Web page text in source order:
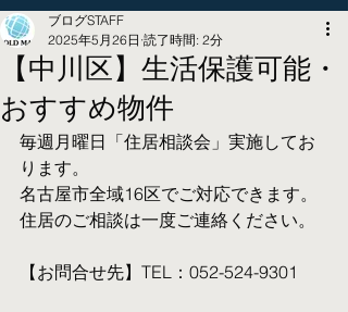
【中川区】生活保護可能・
おすすめ物件
ブログSTAFF
2025年5月26日 読了時間: 2分
毎週月曜日「住居相談会」実施してお
ります。
名古屋市全域16区でご対応できます。
住居のご相談は一度ご連絡ください。
【お問合せ先】TEL：052-524-9301